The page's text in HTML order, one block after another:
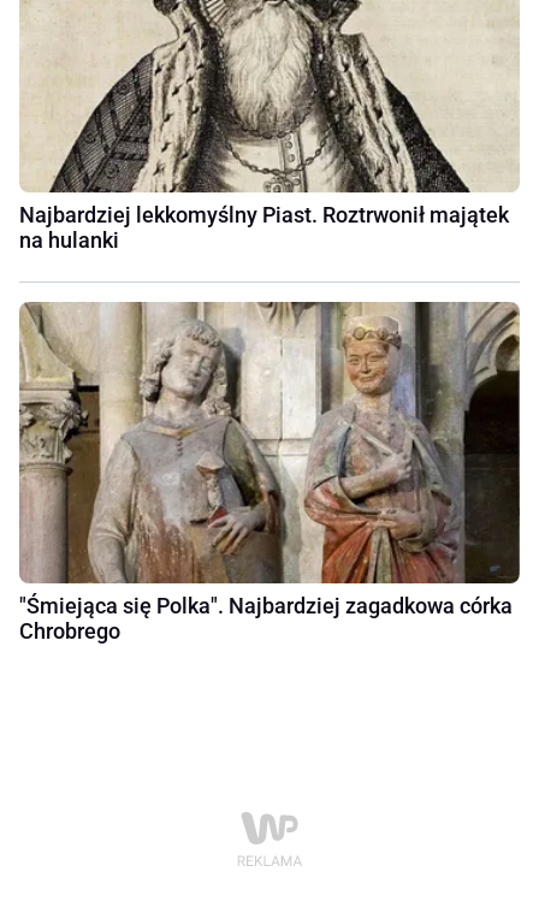
Najbardziej lekkomyślny Piast. Roztrwonił majątek
na hulanki
"Śmiejąca się Polka". Najbardziej zagadkowa córka
Chrobrego